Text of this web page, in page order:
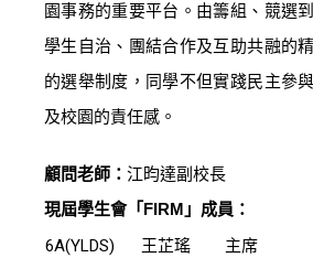
園事務的重要平台。由籌組、競選
學生自治、團結合作及互助共融的
的選舉制度，同學不但實踐民主參
及校園的責任感。
顧問老師： 江昀達副校長
現屆學生會「FIRM」成員：
6A(YLDS) 王芷瑤
主席